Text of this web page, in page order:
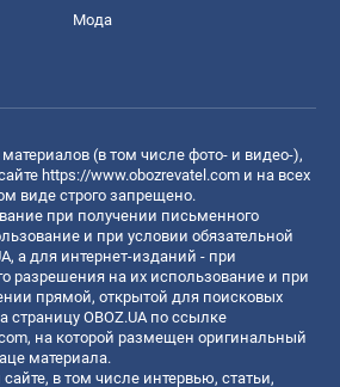
Мода
(в том числе фото- и видео-),
https://www.obozrevatel.com и на всех
виде строго запрещено.
при получении письменного
и при условии обязательной
а для интернет-изданий - при
разрешения на их использование и при
прямой, открытой для поисковых
страницу OBOZ.UA по ссылке
, на которой размещен оригинальный
материала.
в том числе интервью, статьи,